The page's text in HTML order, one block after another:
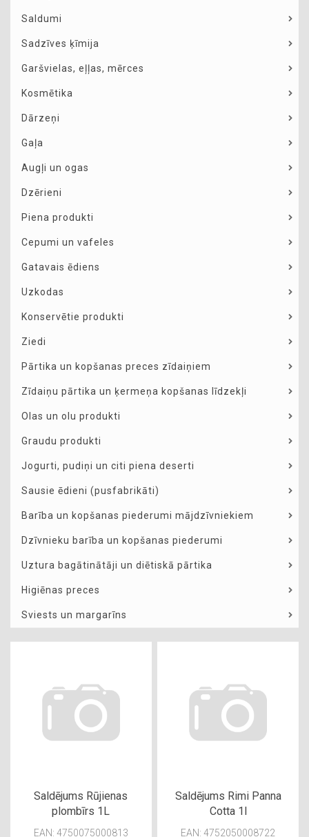
Saldumi
Sadzīves ķīmija
Garšvielas, eļļas, mērces
Kosmētika
Dārzeņi
Gaļa
Augļi un ogas
Dzērieni
Piena produkti
Cepumi un vafeles
Gatavais ēdiens
Uzkodas
Konservētie produkti
Ziedi
Pārtika un kopšanas preces zīdaiņiem
Zīdaiņu pārtika un ķermeņa kopšanas līdzekļi
Olas un olu produkti
Graudu produkti
Jogurti, pudiņi un citi piena deserti
Sausie ēdieni (pusfabrikāti)
Barība un kopšanas piederumi mājdzīvniekiem
Dzīvnieku barība un kopšanas piederumi
Uztura bagātinātāji un diētiskā pārtika
Higiēnas preces
Sviests un margarīns
Saldējums Rūjienas
plombīrs 1L
EAN: 4750075000813
Saldējums Rimi Panna
Cotta 1l
EAN: 4752050008722